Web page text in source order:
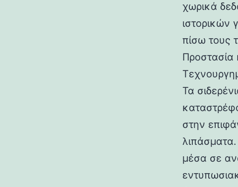
χωρικά
πίσω τους
Τα
στην
λιπάσματα.
μέσα σε